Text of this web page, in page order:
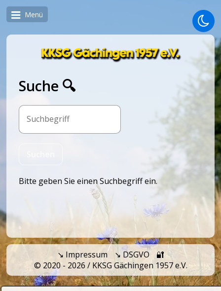
Menü
Suche 🔍
Bitte geben Sie einen Suchbegriff ein.
↘️ Impressum ↘️ DSGVO
🔐
© 2020 - 2026 / KKSG Gächingen 1957 e.V.